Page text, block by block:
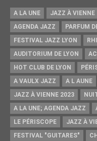
A LA UNE JAZZ À VIENNE
AGENDA JAZZ
PARFUM
FESTIVAL JAZZ LYON
AUDITORIUM DE LYON
HOT CLUB DE LYON
A VAULX JAZZ
A L AUNE
JAZZ À VIENNE 2023
A LA UNE; AGENDA JAZZ
LE PÉRISCOPE
JAZZ À
FESTIVAL "GUITARES"